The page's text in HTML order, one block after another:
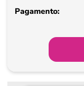
Pagamento